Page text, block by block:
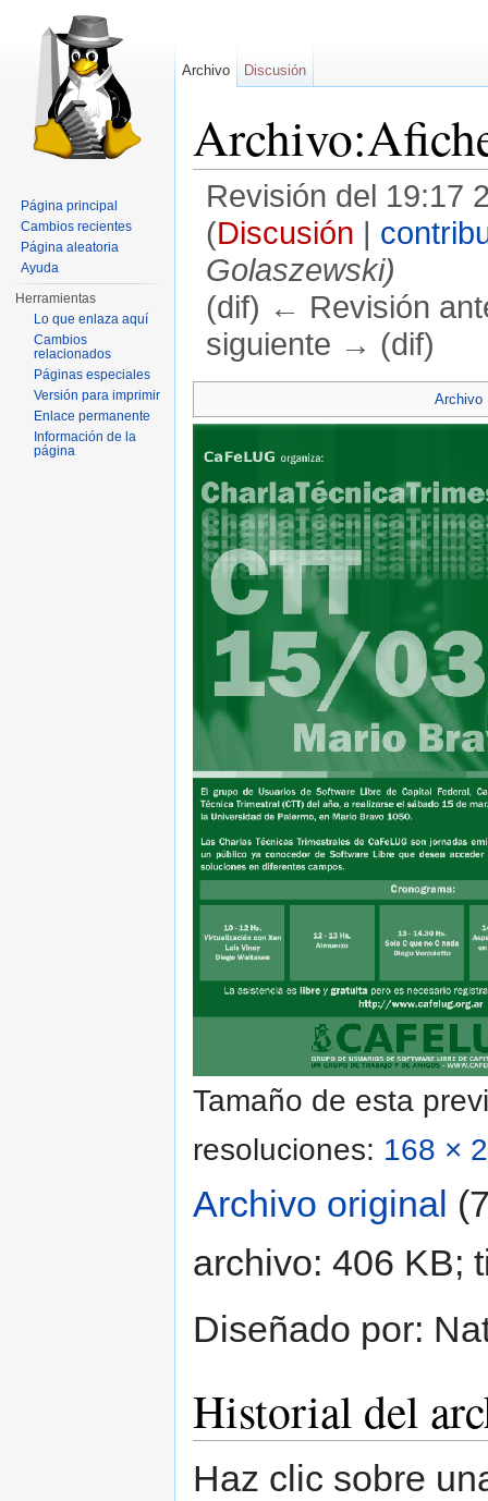
Revisión del 19:17
(Discusión |
Golaszewski)
(dif) ← Revisión
siguiente → (dif)
Archivo
Tamaño de esta
resoluciones: 168 ×
Archivo original
archivo: 406 KB;
Diseñado por:
Historial del
Haz clic sobre
Archivo Discusión
Página principal
Cambios recientes
Página aleatoria
Ayuda
Herramientas
Lo que enlaza aquí
Cambios
relacionados
Páginas especiales
Versión para imprimir
Enlace permanente
Información de la
página